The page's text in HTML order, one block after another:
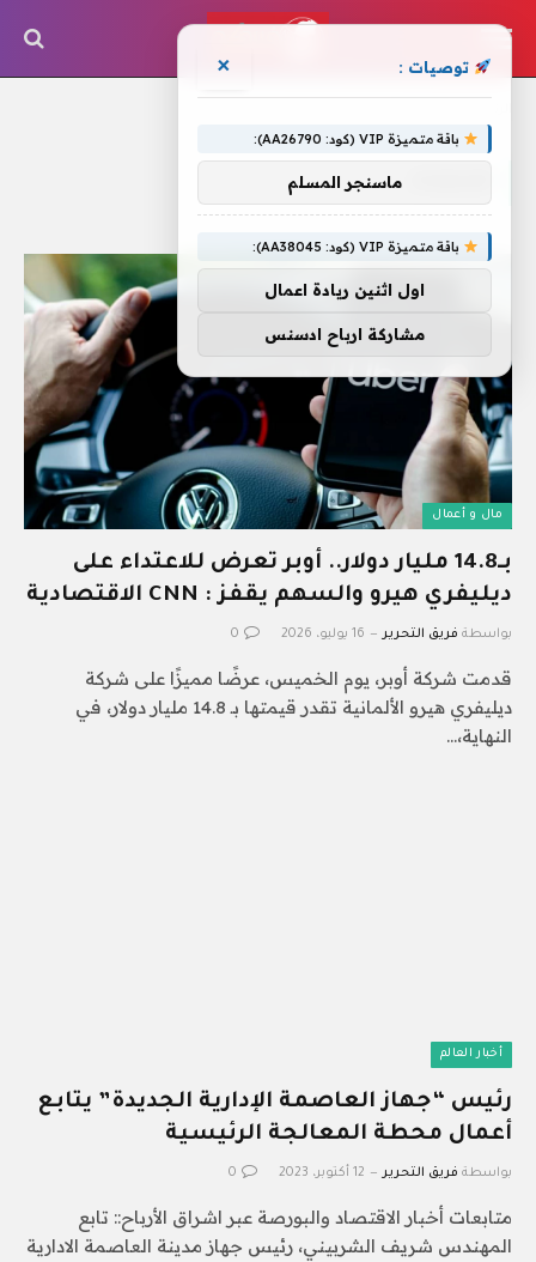
مال و أعمال
بـ14.8 مليار دولار.. أوبر تعرض للاعتداء على
ديليفري هيرو والسهم يقفز : CNN الاقتصادية
بواسطة فريق التحرير 16 يوليو، 2026 0
قدمت شركة أوبر، يوم الخميس، عرضًا مميزًا على شركة
ديليفري هيرو الألمانية تقدر قيمتها بـ 14.8 مليار دولار، في
النهاية،…
أخبار العالم
رئيس “جهاز العاصمة الإدارية الجديدة” يتابع
أعمال محطة المعالجة الرئيسية
بواسطة فريق التحرير 12 أكتوبر، 2023 0
متابعات أخبار الاقتصاد والبورصة عبر اشراق الأرباح:: تابع
المهندس شريف الشربيني، رئيس جهاز مدينة العاصمة الادارية
توصيات : ×
باقة متميزة VIP (كود: AA26790):
ماسنجر المسلم
باقة متميزة VIP (كود: AA38045):
اول اثنين ريادة اعمال
مشاركة ارباح ادسنس